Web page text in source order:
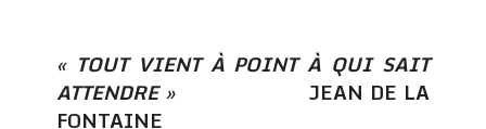
« TOUT VIENT À POINT À QUI SAIT
ATTENDRE »JEAN DE LA
FONTAINE